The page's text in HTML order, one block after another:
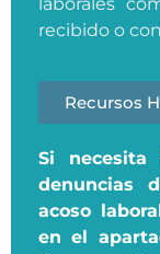
recibido o
Recursos
Si necesita
denuncias
acoso
en el